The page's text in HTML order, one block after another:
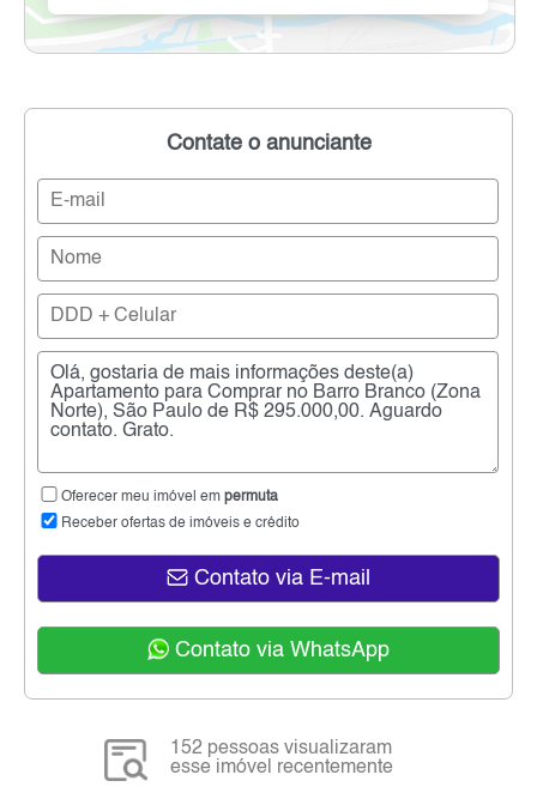
Contate o anunciante
Oferecer meu imóvel em permuta
Receber ofertas de imóveis e crédito
Contato via E-mail
Contato via WhatsApp
152 pessoas visualizaram
esse imóvel recentemente